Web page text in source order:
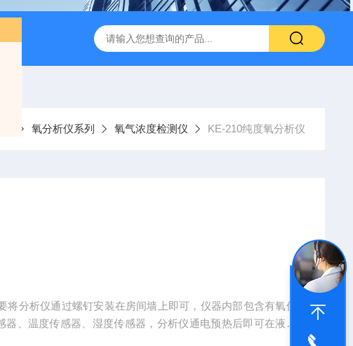
氧分析仪系列 氧气浓度检测仪 KE-210纯度氧分析仪
将分析仪通过螺钉安装在房间墙上即可，仪器内部包含有氧传
、温度传感器、湿度传感器，分析仪通电预热后即可在液晶